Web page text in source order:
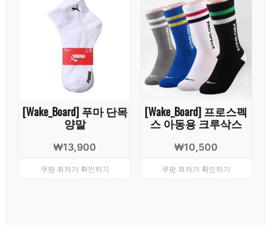
[Wake_Board] 푸마 단목
양말
₩13,900
쿠팡 최저가 확인하기
[Wake_Board] 프로스펙
스 아동용 크루삭스
₩10,500
쿠팡 최저가 확인하기